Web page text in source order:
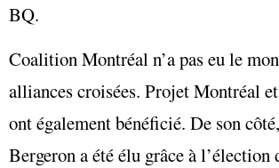
BQ.
Coalition Montréal n’a pas eu le
alliances croisées. Projet Montréal
ont également bénéficié. De son
Bergeron a été élu grâce à l’élection